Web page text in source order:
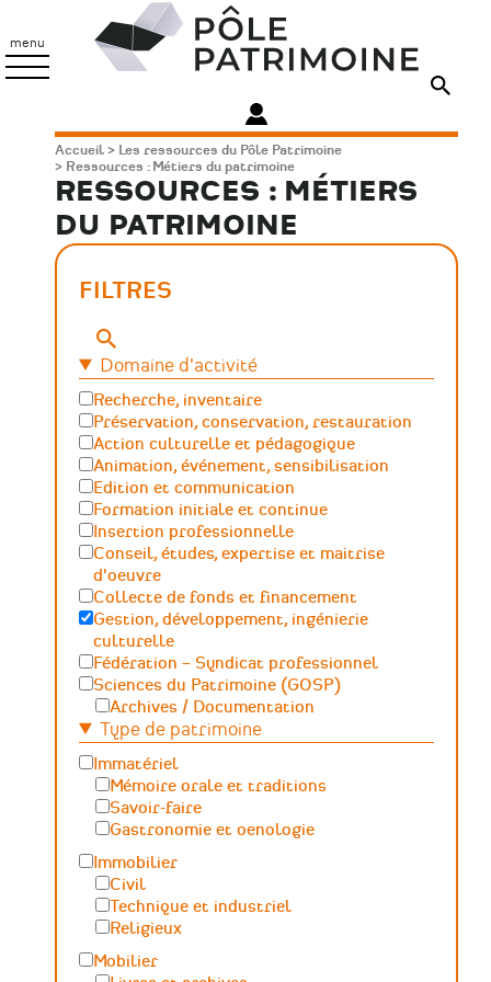
contenu
principal
menu
Patrimoine
Fil
d'Ariane
Accueil
Les ressources du Pôle Patrimoine
Ressources : Métiers du patrimoine
RESSOURCES : MÉTIERS
DU PATRIMOINE
FILTRES
Mots-
clésDomaine d'activité
Recherche, inventaire
Préservation, conservation, restauration
Action culturelle et pédagogique
Animation, événement, sensibilisation
Edition et communication
Formation initiale et continue
Insertion professionnelle
Conseil, études, expertise et maitrise
d'oeuvre
Collecte de fonds et financement
Gestion, développement, ingénierie
culturelle
Fédération – Syndicat professionnel
Sciences du Patrimoine (GOSP)
Archives / Documentation
Conservation du patrimoine et
Humanités numériques
Relations Publiques (médiation
culturelle et valorisation)
Sciences des matériaux et de l'ingénierie
Type de patrimoine
Immatériel
Mémoire orale et traditions
Savoir-faire
Gastronomie et oenologie
Immobilier
Civil
Technique et industriel
Religieux
Mobilier